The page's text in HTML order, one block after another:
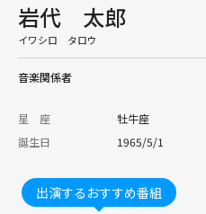
岩代 太郎
イワシロ タロウ
音楽関係者
星 座
牡牛座
誕生日
1965/5/1
出演するおすすめ番組